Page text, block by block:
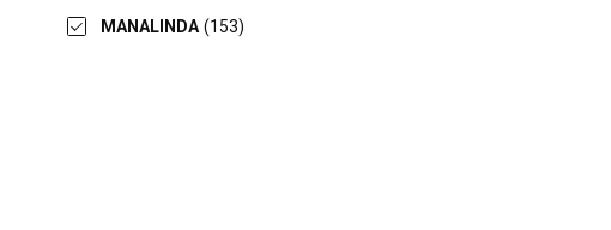
MANALINDA (153)